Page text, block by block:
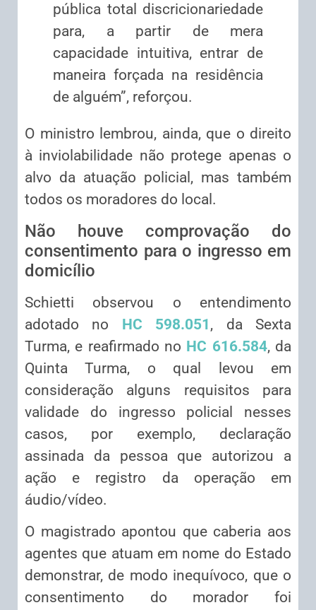
pública total discricionariedade
para, a partir de mera
capacidade intuitiva, entrar de
maneira forçada na residência
de alguém”, reforçou.
O ministro lembrou, ainda, que o direito
à inviolabilidade não protege apenas o
alvo da atuação policial, mas também
todos os moradores do local.
Não houve comprovação do
consentimento para o ingresso em
domicílio
Schietti observou o entendimento
adotado no HC 598.051, da Sexta
Turma, e reafirmado no HC 616.584, da
Quinta Turma, o qual levou em
consideração alguns requisitos para
validade do ingresso policial nesses
casos, por exemplo, declaração
assinada da pessoa que autorizou a
ação e registro da operação em
áudio/vídeo.
O magistrado apontou que caberia aos
agentes que atuam em nome do Estado
demonstrar, de modo inequívoco, que o
consentimento do morador foi